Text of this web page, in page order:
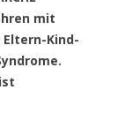
mit
Kind-